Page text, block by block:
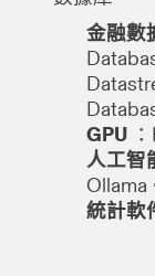
金融數
GPU
人工智
Ollama
統計軟